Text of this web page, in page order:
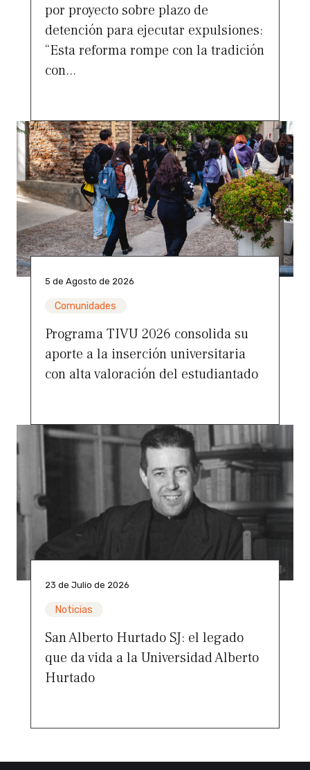
por proyecto sobre plazo de
detención para ejecutar expulsiones:
“Esta reforma rompe con la tradición
con...
5 de Agosto de 2026
Comunidades
Programa TIVU 2026 consolida su
aporte a la inserción universitaria
con alta valoración del estudiantado
23 de Julio de 2026
Noticias
San Alberto Hurtado SJ: el legado
que da vida a la Universidad Alberto
Hurtado